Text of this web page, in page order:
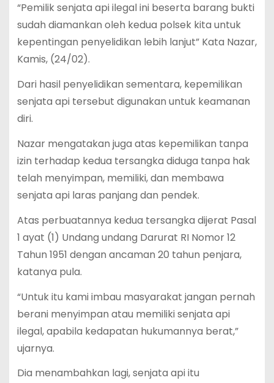
“Pemilik senjata api ilegal ini beserta barang bukti
sudah diamankan oleh kedua polsek kita untuk
kepentingan penyelidikan lebih lanjut” Kata Nazar,
Kamis, (24/02).
Dari hasil penyelidikan sementara, kepemilikan
senjata api tersebut digunakan untuk keamanan
diri.
Nazar mengatakan juga atas kepemilikan tanpa
izin terhadap kedua tersangka diduga tanpa hak
telah menyimpan, memiliki, dan membawa
senjata api laras panjang dan pendek.
Atas perbuatannya kedua tersangka dijerat Pasal
1 ayat (1) Undang undang Darurat RI Nomor 12
Tahun 1951 dengan ancaman 20 tahun penjara,
katanya pula.
“Untuk itu kami imbau masyarakat jangan pernah
berani menyimpan atau memiliki senjata api
ilegal, apabila kedapatan hukumannya berat,”
ujarnya.
Dia menambahkan lagi, senjata api itu